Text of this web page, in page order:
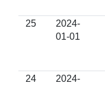
25
2024-
01-01
24
2024-